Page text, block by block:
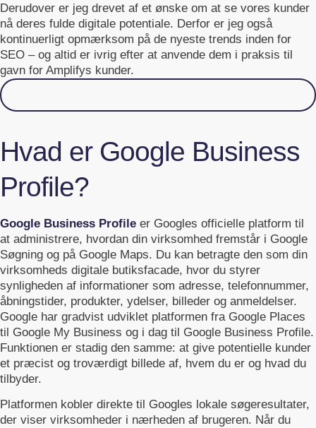
Derudover er jeg drevet af et ønske om at se vores kunder
nå deres fulde digitale potentiale. Derfor er jeg også
kontinuerligt opmærksom på de nyeste trends inden for
SEO – og altid er ivrig efter at anvende dem i praksis til
gavn for Amplifys kunder.
Hvad er Google Business
Profile?
Google Business Profile er Googles officielle platform til
at administrere, hvordan din virksomhed fremstår i Google
Søgning og på Google Maps. Du kan betragte den som din
virksomheds digitale butiksfacade, hvor du styrer
synligheden af informationer som adresse, telefonnummer,
åbningstider, produkter, ydelser, billeder og anmeldelser.
Google har gradvist udviklet platformen fra Google Places
til Google My Business og i dag til Google Business Profile.
Funktionen er stadig den samme: at give potentielle kunder
et præcist og troværdigt billede af, hvem du er og hvad du
tilbyder.
Platformen kobler direkte til Googles lokale søgeresultater,
der viser virksomheder i nærheden af brugeren. Når du